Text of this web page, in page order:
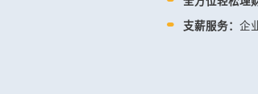
支薪服务： 企